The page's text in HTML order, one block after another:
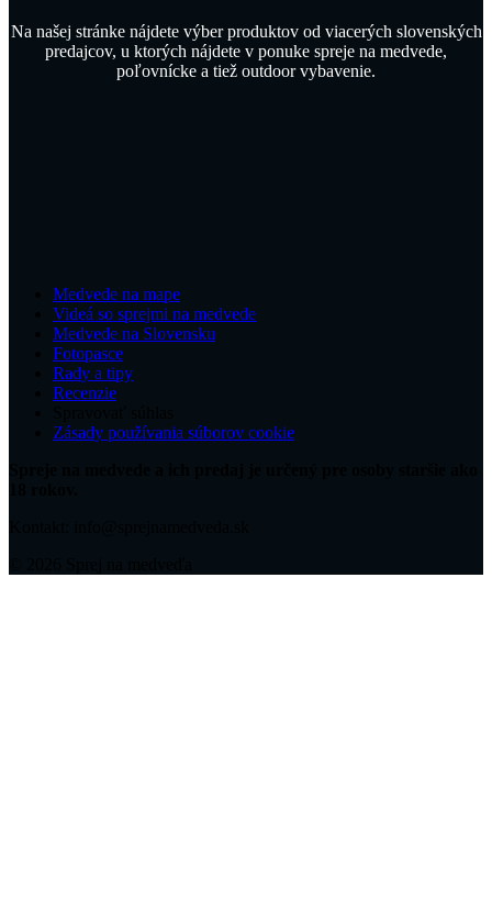
Na našej stránke nájdete výber produktov od viacerých slovenských
predajcov, u ktorých nájdete v ponuke spreje na medvede,
poľovnícke a tiež outdoor vybavenie.
Medvede na mape
Videá so sprejmi na medvede
Medvede na Slovensku
Fotopasce
Rady a tipy
Recenzie
Zásady používania súborov cookie